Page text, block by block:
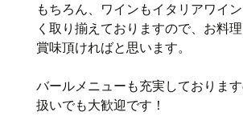
もちろん、ワインもイタリアワイ
く取り揃えておりますので、お料
賞味頂ければと思います。
バールメニューも充実しておりま
扱いでも大歓迎です！